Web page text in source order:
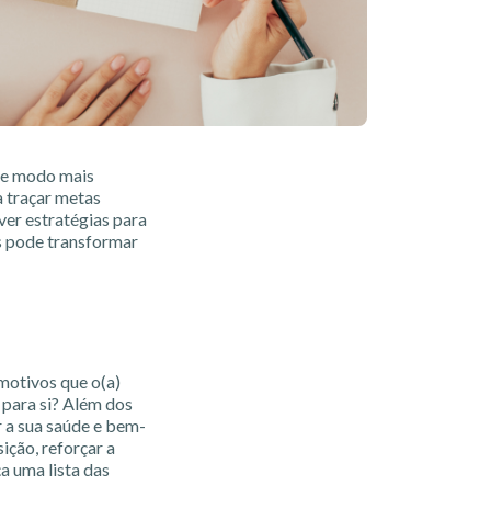
modo mais
traçar metas
estratégias para
pode transformar
que o(a)
si? Além dos
sua saúde e bem-
reforçar a
uma lista das